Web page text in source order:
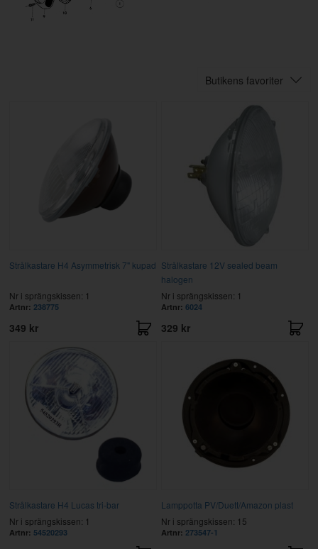
Butikens favoriter
Strålkastare H4 Asymmetrisk 7" kupad
Nr i sprängskissen: 1
Artnr: 238775
349 kr
Strålkastare 12V sealed beam
halogen
Nr i sprängskissen: 1
Artnr: 6024
329 kr
Strålkastare H4 Lucas tri-bar
Nr i sprängskissen: 1
Artnr: 54520293
Lamppotta PV/Duett/Amazon plast
Nr i sprängskissen: 15
Artnr: 273547-1